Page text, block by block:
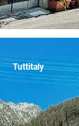
Tuttitaly